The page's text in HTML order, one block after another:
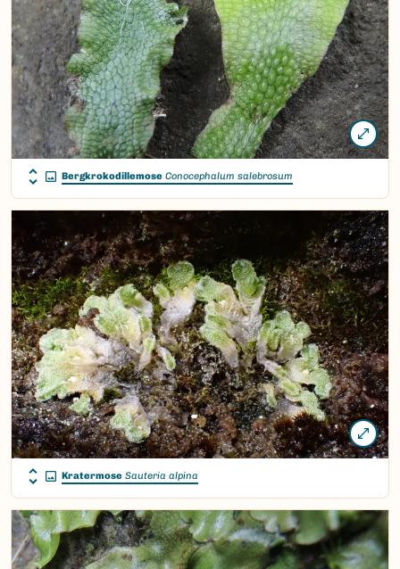
Bergkrokodillemose Conocephalum salebrosum
Kratermose Sauteria alpina